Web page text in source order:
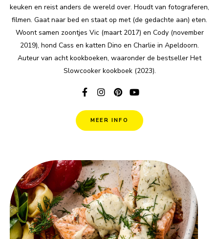
keuken en reist anders de wereld over. Houdt van fotograferen,
filmen. Gaat naar bed en staat op met (de gedachte aan) eten.
Woont samen zoontjes Vic (maart 2017) en Cody (november
2019), hond Cass en katten Dino en Charlie in Apeldoorn.
Auteur van acht kookboeken, waaronder de bestseller Het
Slowcooker kookboek (2023).
MEER INFO